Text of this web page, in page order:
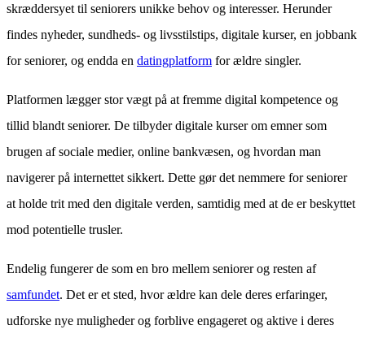
skræddersyet til seniorers unikke behov og interesser. Herunder
findes nyheder, sundheds- og livsstilstips, digitale kurser, en jobbank
for seniorer, og endda en datingplatform for ældre singler.
Platformen lægger stor vægt på at fremme digital kompetence og
tillid blandt seniorer. De tilbyder digitale kurser om emner som
brugen af sociale medier, online bankvæsen, og hvordan man
navigerer på internettet sikkert. Dette gør det nemmere for seniorer
at holde trit med den digitale verden, samtidig med at de er beskyttet
mod potentielle trusler.
Endelig fungerer de som en bro mellem seniorer og resten af
samfundet. Det er et sted, hvor ældre kan dele deres erfaringer,
udforske nye muligheder og forblive engageret og aktive i deres